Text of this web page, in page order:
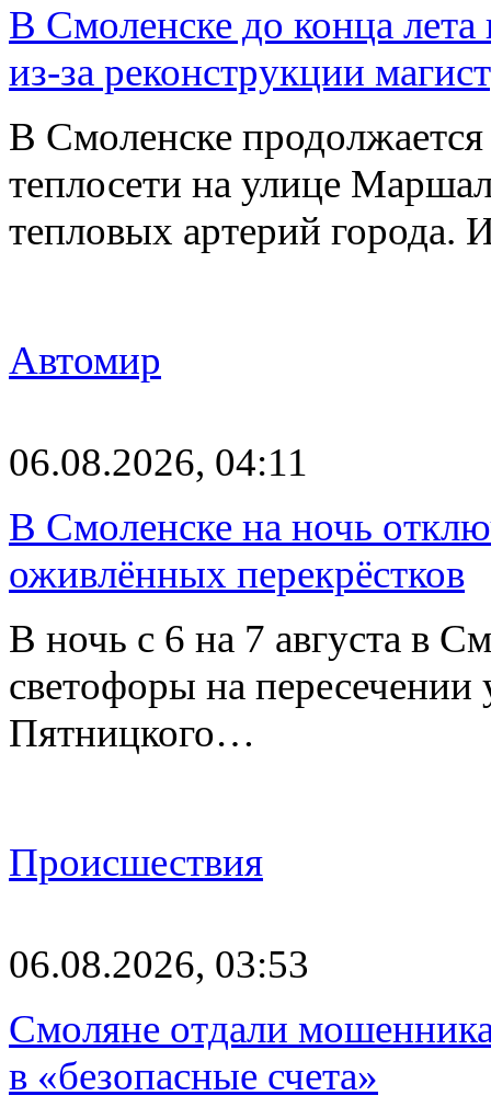
В Смоленске до конца
из-за реконструкции
В Смоленске
теплосети на улице
тепловых артерий
Автомир
06.08.2026, 04:11
В Смоленске на ночь
оживлённых перекрёстков
В ночь с 6 на 7 августа в
светофоры на
Пятницкого…
Происшествия
06.08.2026, 03:53
Смоляне отдали
в «безопасные счета»